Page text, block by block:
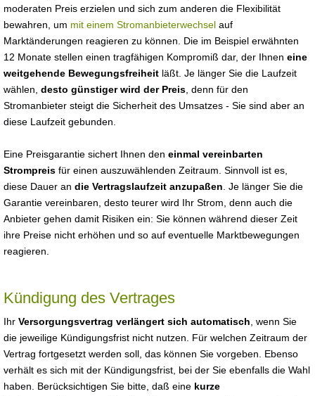
moderaten Preis erzielen und sich zum anderen die Flexibilität
bewahren, um mit einem Stromanbieterwechsel auf
Marktänderungen reagieren zu können. Die im Beispiel erwähnten
12 Monate stellen einen tragfähigen Kompromiß dar, der Ihnen eine
weitgehende Bewegungsfreiheit läßt. Je länger Sie die Laufzeit
wählen, desto günstiger wird der Preis , denn für den
Stromanbieter steigt die Sicherheit des Umsatzes - Sie sind aber an
diese Laufzeit gebunden.
Eine Preisgarantie sichert Ihnen den einmal vereinbarten
Strompreis für einen auszuwählenden Zeitraum. Sinnvoll ist es,
diese Dauer an die Vertragslaufzeit anzupaßen . Je länger Sie die
Garantie vereinbaren, desto teurer wird Ihr Strom, denn auch die
Anbieter gehen damit Risiken ein: Sie können während dieser Zeit
ihre Preise nicht erhöhen und so auf eventuelle Marktbewegungen
reagieren.
Kündigung des Vertrages
Ihr Versorgungsvertrag verlängert sich automatisch , wenn Sie
die jeweilige Kündigungsfrist nicht nutzen. Für welchen Zeitraum der
Vertrag fortgesetzt werden soll, das können Sie vorgeben. Ebenso
verhält es sich mit der Kündigungsfrist, bei der Sie ebenfalls die Wahl
haben. Berücksichtigen Sie bitte, daß eine kurze